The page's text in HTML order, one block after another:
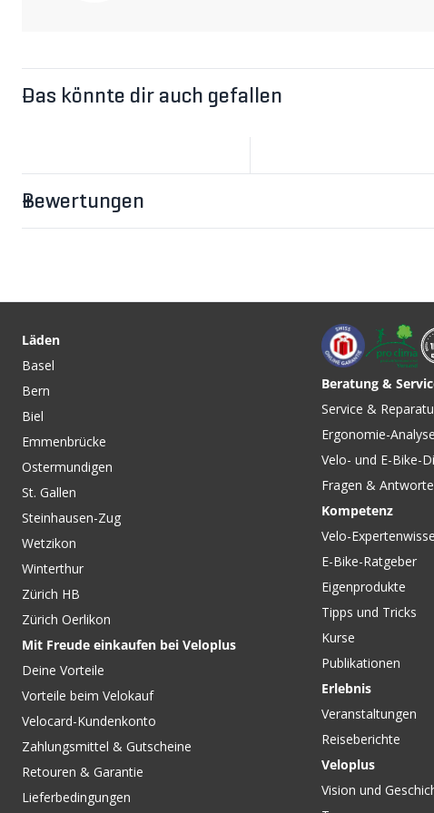
Das könnte dir auch gefallen
CHF 99.90
BALLZ THRU AXLE
Steckachskupplung zum
COHO XC Schwarz von
BURLEY
CHF 89.90
BURLEY COHO
Steckachse / Ø 12 mm
TUTTO-IN-UNO
Bewertungen
Läden
Basel
Bern
Biel
Emmenbrücke
Ostermundigen
St. Gallen
Steinhausen-Zug
Wetzikon
Winterthur
Zürich HB
Zürich Oerlikon
Mit Freude einkaufen bei Veloplus
Deine Vorteile
Vorteile beim Velokauf
Velocard-Kundenkonto
Zahlungsmittel & Gutscheine
Retouren & Garantie
Lieferbedingungen
Beratung &
Service &
Ergonomie-
Velo- und E-Bike-
Fragen &
Kompetenz
Velo-
E-Bike-Ratgeber
Eigenprodukte
Tipps und Tricks
Kurse
Publikationen
Erlebnis
Veranstaltungen
Reiseberichte
Veloplus
Vision und